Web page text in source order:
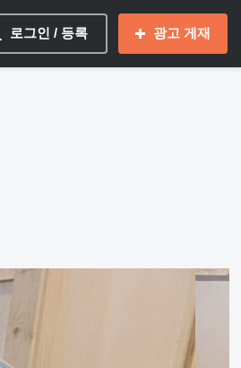
로그인 / 등록 광고 게재